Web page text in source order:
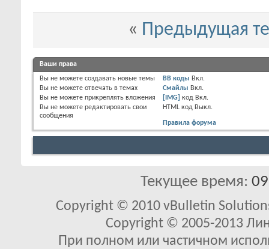
« Предыдущая
Ваши права
Вы не можете создавать новые темы
Вы не можете отвечать в темах
Вы не можете прикреплять вложения
Вы не можете редактировать свои
сообщения
BB коды Вкл.
Смайлы Вкл.
[IMG] код Вкл.
HTML код Выкл.
Правила форума
Текущее время:
Copyright © 2010 vBulletin
Copyright © 2005-2013
При полном или частичном